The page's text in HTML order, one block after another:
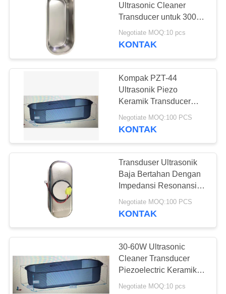
Piezo Ring
Disk piezoelektrik
Tube piezoelektrik
Ultrasonic Cleaner
Transducer untuk 300ml
Stainless Steel Vessel
Negotiate MOQ:10 pcs
KONTAK
Kompak PZT-44
Ultrasonik Piezo
Keramik Transducer
137.5G 30-60W
Negotiate MOQ:100 PCS
KONTAK
Transduser Ultrasonik
Baja Bertahan Dengan
Impedansi Resonansi
250 Ω
Negotiate MOQ:100 PCS
KONTAK
30-60W Ultrasonic
Cleaner Transducer
Piezoelectric Keramik
Unsur Untuk
Negotiate MOQ:10 pcs